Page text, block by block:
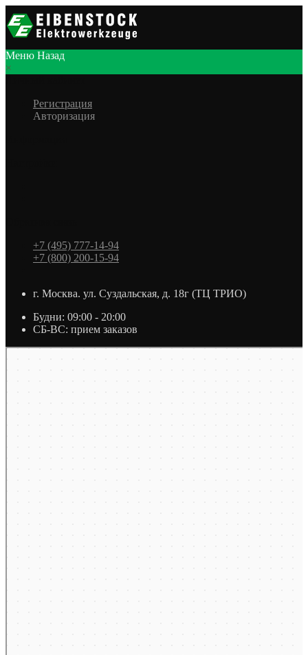
Меню Назад
×
Регистрация
Авторизация
+7 (495) 777-14-94
+7 (800) 200-15-94
г. Москва. ул. Суздальская, д. 18г (ТЦ ТРИО)
Будни: 09:00 - 20:00
СБ-ВС: прием заказов